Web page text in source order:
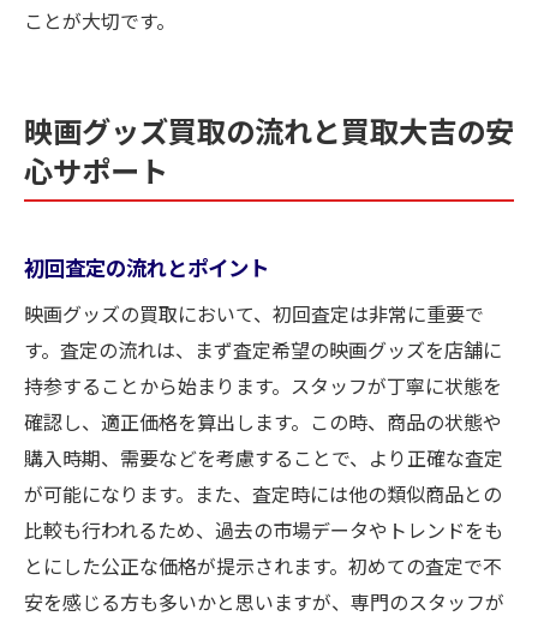
ことが大切です。
映画グッズ買取の流れと買取大吉の安
心サポート
初回査定の流れとポイント
映画グッズの買取において、初回査定は非常に重要で
す。査定の流れは、まず査定希望の映画グッズを店舗に
持参することから始まります。スタッフが丁寧に状態を
確認し、適正価格を算出します。この時、商品の状態や
購入時期、需要などを考慮することで、より正確な査定
が可能になります。また、査定時には他の類似商品との
比較も行われるため、過去の市場データやトレンドをも
とにした公正な価格が提示されます。初めての査定で不
安を感じる方も多いかと思いますが、専門のスタッフが